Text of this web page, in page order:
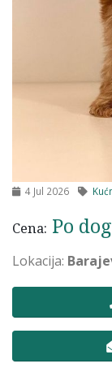
4 Jul 2026
Cena: Po
Lokacija: